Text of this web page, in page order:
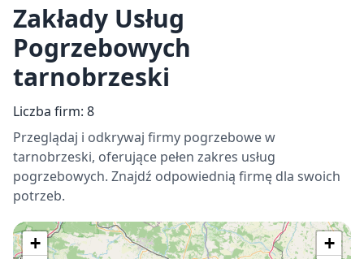
Zakłady Usług
Pogrzebowych
tarnobrzeski
Liczba firm: 8
Przeglądaj i odkrywaj firmy pogrzebowe w
tarnobrzeski, oferujące pełen zakres usług
pogrzebowych. Znajdź odpowiednią firmę dla swoich
potrzeb.
+
+